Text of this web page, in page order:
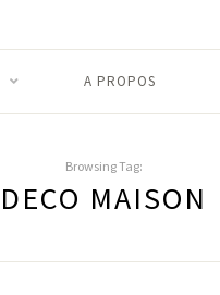
A PROPOS
Browsing Tag:
DECO MAISON